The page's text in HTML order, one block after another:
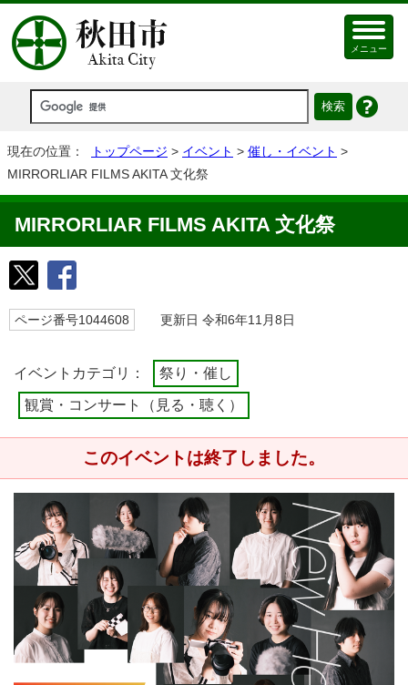
メニュー
現在の位置： トップページ > イベント > 催し・イベント >
MIRRORLIAR FILMS AKITA 文化祭
MIRRORLIAR FILMS AKITA 文化祭
ページ番号1044608 更新日 令和6年11月8日
イベントカテゴリ： 祭り・催し
観賞・コンサート（見る・聴く）
このイベントは終了しました。